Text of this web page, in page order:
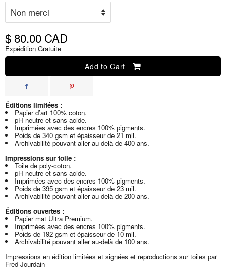
$ 80.00 CAD
Expédition Gratuite
Add to Cart
Éditions limitées :
Papier d’art 100% coton.
pH neutre et sans acide.
Imprimées avec des encres 100% pigments.
Poids de 340 gsm et épaisseur de 21 mil.
Archivabilité pouvant aller au-delà de 400 ans.
Impressions sur toile :
Toile de poly-coton.
pH neutre et sans acide.
Imprimées avec des encres 100% pigments.
Poids de 395 gsm et épaisseur de 23 mil.
Archivabilité pouvant aller au-delà de 200 ans.
Éditions ouvertes :
Papier mat Ultra Premium.
Imprimées avec des encres 100% pigments.
Poids de 192 gsm et épaisseur de 10 mil.
Archivabilité pouvant aller au-delà de 100 ans.
Impressions en édition limitées et signées et reproductions sur toiles par
Fred Jourdain